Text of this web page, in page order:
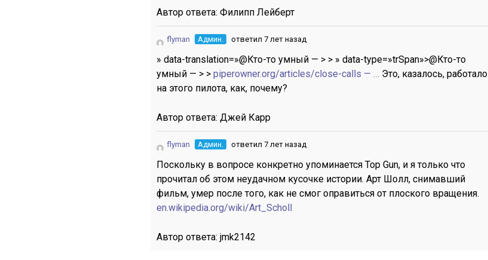
Автор ответа: Филипп Лейберт
flyman Админ. ответил 7 лет назад
» data-translation=»@Кто-то умный — > > » data-type=»trSpan»>@Кто-то
умный — > > piperowner.org/articles/close-calls — … Это, казалось, работало
на этого пилота, как, почему?
Автор ответа: Джей Карр
flyman Админ. ответил 7 лет назад
Поскольку в вопросе конкретно упоминается Top Gun, и я только что
прочитал об этом неудачном кусочке истории. Арт Шолл, снимавший
фильм, умер после того, как не смог оправиться от плоского вращения.
en.wikipedia.org/wiki/Art_Scholl
Автор ответа: jmk2142